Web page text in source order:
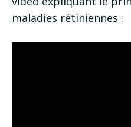
maladies rétiniennes :